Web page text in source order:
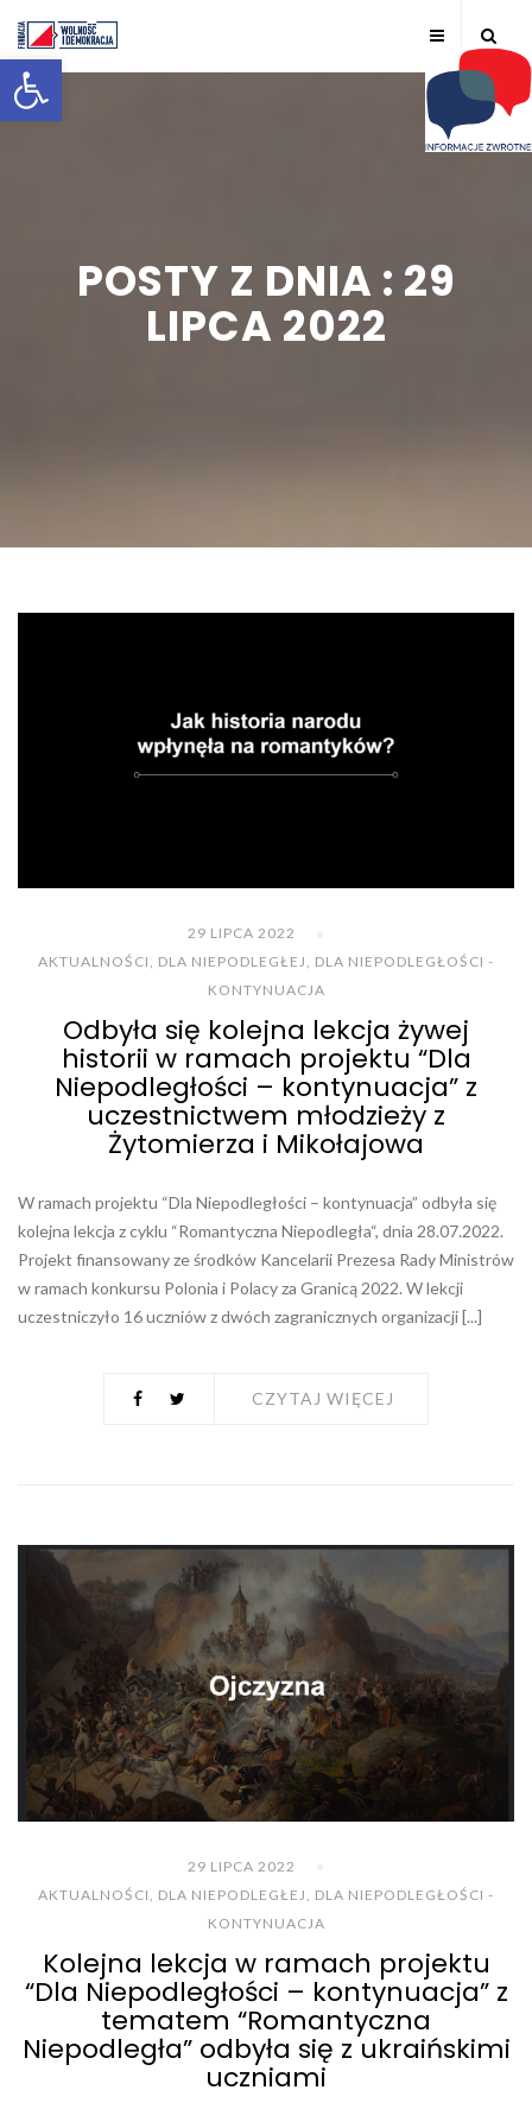
Otwórz pasek narzędzi
POSTY Z DNIA : 29
LIPCA 2022
29 LIPCA 2022
AKTUALNOŚCI, DLA NIEPODLEGŁEJ, DLA NIEPODLEGŁOŚCI -
KONTYNUACJA
Odbyła się kolejna lekcja żywej
historii w ramach projektu “Dla
Niepodległości – kontynuacja” z
uczestnictwem młodzieży z
Żytomierza i Mikołajowa
W ramach projektu “Dla Niepodległości – kontynuacja” odbyła się
kolejna lekcja z cyklu “Romantyczna Niepodległa“, dnia 28.07.2022.
Projekt finansowany ze środków Kancelarii Prezesa Rady Ministrów
w ramach konkursu Polonia i Polacy za Granicą 2022. W lekcji
uczestniczyło 16 uczniów z dwóch zagranicznych organizacji [...]
CZYTAJ WIĘCEJ
29 LIPCA 2022
AKTUALNOŚCI
DLA NIEPODLEGŁEJ
DLA NIEPODLEGŁOŚCI -
KONTYNUACJA
Kolejna lekcja w ramach projektu
“Dla Niepodległości – kontynuacja” z
tematem “Romantyczna
Niepodległa” odbyła się z ukraińskimi
uczniami